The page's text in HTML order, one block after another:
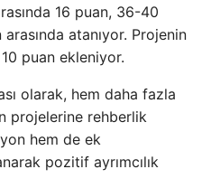
16 puan, 36-40
atanıyor. Projenin
puan ekleniyor.
olarak, hem daha fazla
projelerine rehberlik
hem de ek
pozitif ayrımcılık